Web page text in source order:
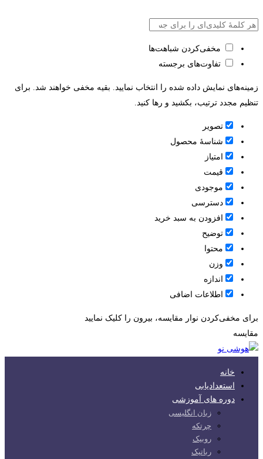
مخفی‌کردن شباهت‌ها
تفاوت‌های برجسته
زمینه‌های نمایش داده شده را انتخاب نمایید. بقیه مخفی خواهند شد. برای
تنظیم مجدد ترتیب، بکشید و رها کنید.
تصویر
شناسۀ محصول
امتیاز
قيمت
موجودی
دسترسی
افزودن به سبد خرید
توضیح
محتوا
وزن
اندازه
اطلاعات اضافی
برای مخفی‌کردن نوار مقایسه، بیرون را کلیک نمایید
مقایسه
خانه
استعدادیابی
دوره های آموزشی
زبان انگلیسی
چرتکه
روبیک
رباتیک